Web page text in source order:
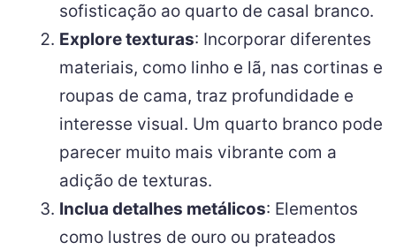
sofisticação ao quarto de casal branco.
Explore texturas: Incorporar diferentes
materiais, como linho e lã, nas cortinas e
roupas de cama, traz profundidade e
interesse visual. Um quarto branco pode
parecer muito mais vibrante com a
adição de texturas.
Inclua detalhes metálicos: Elementos
como lustres de ouro ou prateados